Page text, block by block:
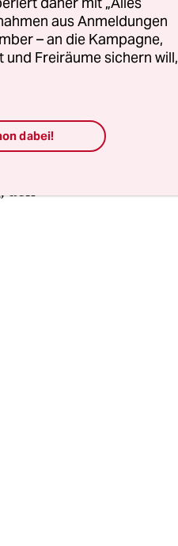
den
aus Anmeldungen
– an die Kampagne,
Freiräume sichern will,
dabei!